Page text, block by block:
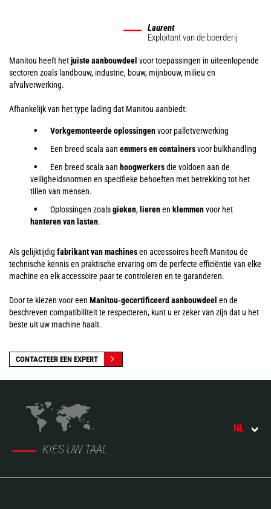
Laurent
Exploitant van de boerderij
Manitou heeft hetjuiste aanbouwdeel voor toepassingen in uiteenlopende
sectoren zoals landbouw, industrie, bouw, mijnbouw, milieu en
afvalverwerking.
Afhankelijk van het type lading dat Manitou aanbiedt:
Vorkgemonteerde oplossingenvoor palletverwerking
Een breed scala aan emmers en containersvoor bulkhandling
Een breed scala aan hoogwerkersdie voldoen aan de
veiligheidsnormen en specifieke behoeften met betrekking tot het
tillen van mensen.
Oplossingen zoalsgieken, lierenen klemmenvoor het
hanteren van lasten.
Als gelijktijdig fabrikant van machinesen accessoires heeft Manitou de
technische kennis en praktische ervaring om de perfecte efficiëntie van elke
machine en elk accessoire paar te controleren en te garanderen.
Door te kiezen voor een Manitou-gecertificeerd aanbouwdeel en de
beschreven compatibiliteit te respecteren, kunt u er zeker van zijn dat u het
beste uit uw machine haalt.
CONTACTEER EEN EXPERT
KIES UW TAAL
NL